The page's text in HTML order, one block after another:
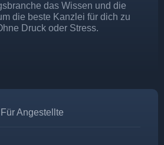
das Wissen und die
die beste Kanzlei für dich zu
Druck oder Stress.
Für Angestellte